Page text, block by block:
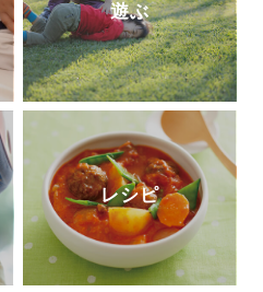
遊ぶ
レシピ